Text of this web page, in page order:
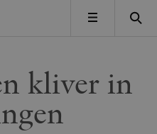
MENY
kliver in